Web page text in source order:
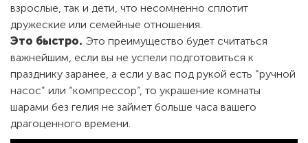
взрослые, так и дети, что несомненно сплотит
дружеские или семейные отношения.
Это быстро. Это преимущество будет считаться
важнейшим, если вы не успели подготовиться к
празднику заранее, а если у вас под рукой есть “ручной
насос” или “компрессор”, то украшение комнаты
шарами без гелия не займет больше часа вашего
драгоценного времени.